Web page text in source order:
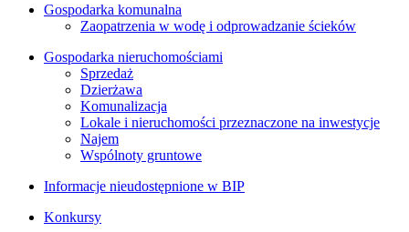
Gospodarka komunalna
Zaopatrzenia w wodę i odprowadzanie ścieków
Gospodarka nieruchomościami
Sprzedaż
Dzierżawa
Komunalizacja
Lokale i nieruchomości przeznaczone na inwestycje
Najem
Wspólnoty gruntowe
Informacje nieudostępnione w BIP
Konkursy